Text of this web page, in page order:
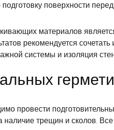
поверхности
материалов
рекомендуется
системы и изоляция
провести
трещин и сколов.